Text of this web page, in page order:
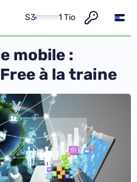
S3 1 Tio
mobile :
à la traine